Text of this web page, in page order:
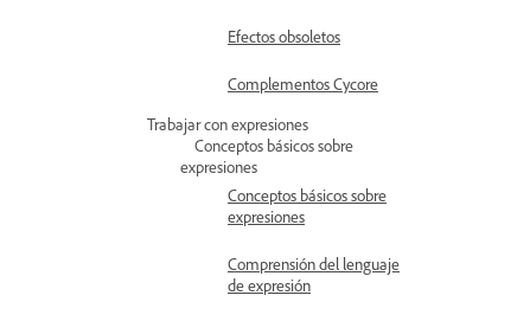
Efectos obsoletos
Complementos Cycore
Trabajar con expresiones
Conceptos básicos sobre
expresiones
Conceptos básicos sobre
expresiones
Comprensión del lenguaje
de expresión